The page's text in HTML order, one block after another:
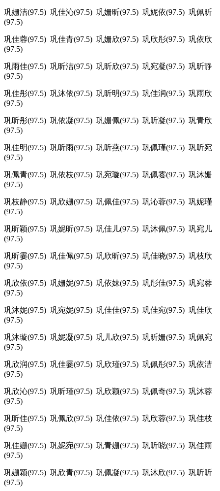
巩姗洁(97.5) 巩佳沁(97.5) 巩姗昕(97.5) 巩妮依(97.5) 巩佩昕
(97.5)
巩佳蓉(97.5) 巩佳青(97.5) 巩姗欣(97.5) 巩欣彤(97.5) 巩依欣
(97.5)
巩雨佳(97.5) 巩昕洁(97.5) 巩昕欣(97.5) 巩宛凝(97.5) 巩昕静
(97.5)
巩佳彤(97.5) 巩沐依(97.5) 巩昕明(97.5) 巩佳润(97.5) 巩雨欣
(97.5)
巩昕彤(97.5) 巩依凝(97.5) 巩姗佩(97.5) 巩昕凝(97.5) 巩青欣
(97.5)
巩佳明(97.5) 巩昕雨(97.5) 巩昕燕(97.5) 巩佩瑾(97.5) 巩昕宛
(97.5)
巩佩青(97.5) 巩依枝(97.5) 巩宛璇(97.5) 巩佩霎(97.5) 巩沐姗
(97.5)
巩枝静(97.5) 巩欣姗(97.5) 巩佩佳(97.5) 巩沁蓉(97.5) 巩妮瑾
(97.5)
巩昕颖(97.5) 巩妮昕(97.5) 巩佳儿(97.5) 巩沐佩(97.5) 巩宛儿
(97.5)
巩昕霎(97.5) 巩佳佩(97.5) 巩欣昕(97.5) 巩佳晓(97.5) 巩枝欣
(97.5)
巩欣依(97.5) 巩姗妮(97.5) 巩依妹(97.5) 巩彤佳(97.5) 巩宛蓉
(97.5)
巩沐妮(97.5) 巩宛妮(97.5) 巩佳佳(97.5) 巩佳宛(97.5) 巩佳欣
(97.5)
巩沐璇(97.5) 巩妮凝(97.5) 巩儿欣(97.5) 巩昕姗(97.5) 巩佩宛
(97.5)
巩欣润(97.5) 巩佳霎(97.5) 巩欣瑾(97.5) 巩佩彤(97.5) 巩依洁
(97.5)
巩欣沁(97.5) 巩昕瑾(97.5) 巩欣颖(97.5) 巩佩奇(97.5) 巩沐蓉
(97.5)
巩昕佳(97.5) 巩佩欣(97.5) 巩佳依(97.5) 巩欣蓉(97.5) 巩佳枝
(97.5)
巩佳姗(97.5) 巩妮宛(97.5) 巩青姗(97.5) 巩昕晓(97.5) 巩佳雨
(97.5)
巩姗颖(97.5) 巩欣青(97.5) 巩佩凝(97.5) 巩沐欣(97.5) 巩昕昕
(97.5)